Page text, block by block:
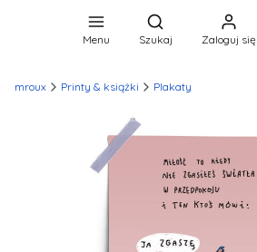
Menu
Otwórz
Szukaj Zaloguj się
mroux Printy & książki Plakaty